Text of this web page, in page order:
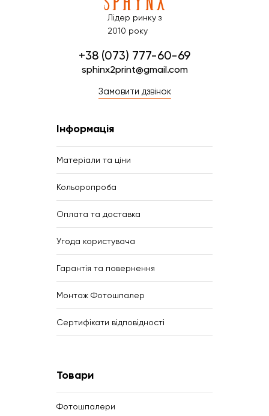
Лідер ринку з
2010 року
+38 (073) 777-60-69
sphinx2print@gmail.com
Замовити дзвінок
Інформація
Матеріали та ціни
Кольоропроба
Оплата та доставка
Угода користувача
Гарантія та повернення
Монтаж Фотошпалер
Сертифікати відповідності
Товари
Фотошпалери